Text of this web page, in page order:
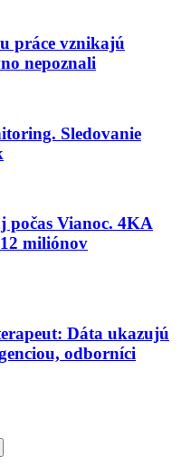
práce vznikajú
nepoznali
Sledovanie
počas Vianoc. 4KA
miliónov
Dáta ukazujú
odborníci